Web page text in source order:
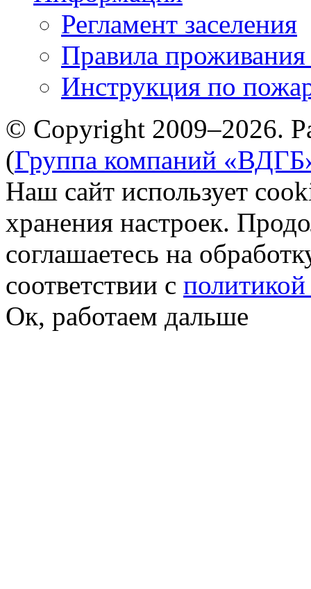
Регламент заселения
Правила
Инструкция по
© Copyright 2009–2026.
(Группа компаний
Наш сайт использует
хранения настроек.
соглашаетесь на
соответствии с
Ок, работаем дальше